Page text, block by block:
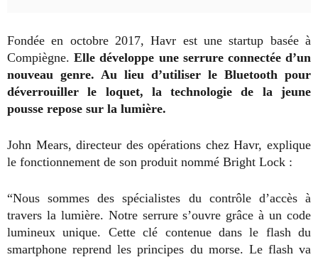
Fondée en octobre 2017, Havr est une startup basée à
Compiègne.Elle développe une serrure connectée d’un
nouveau genre. Au lieu d’utiliser le Bluetooth pour
déverrouiller le loquet, la technologie de la jeune
pousse repose sur la lumière.
John Mears, directeur des opérations chez Havr, explique
le fonctionnement de son produit nommé Bright Lock :
“Nous sommes des spécialistes du contrôle d’accès à
travers la lumière. Notre serrure s’ouvre grâce à un code
lumineux unique. Cette clé contenue dans le flash du
smartphone reprend les principes du morse. Le flash va